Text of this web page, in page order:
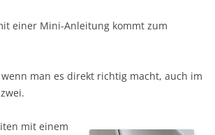
einer Mini-Anleitung kommt zum
man es direkt richtig macht, auch im
mit einem